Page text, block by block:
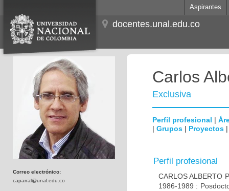
Aspirantes
docentes.unal.edu.co
Correo electrónico:
caparral@unal.edu.co
Carlos
Exclusiva
Perfil profesional |
| Grupos | Proyectos
Perfil profesional
CARLOS ALBERTO
1986-1989 :